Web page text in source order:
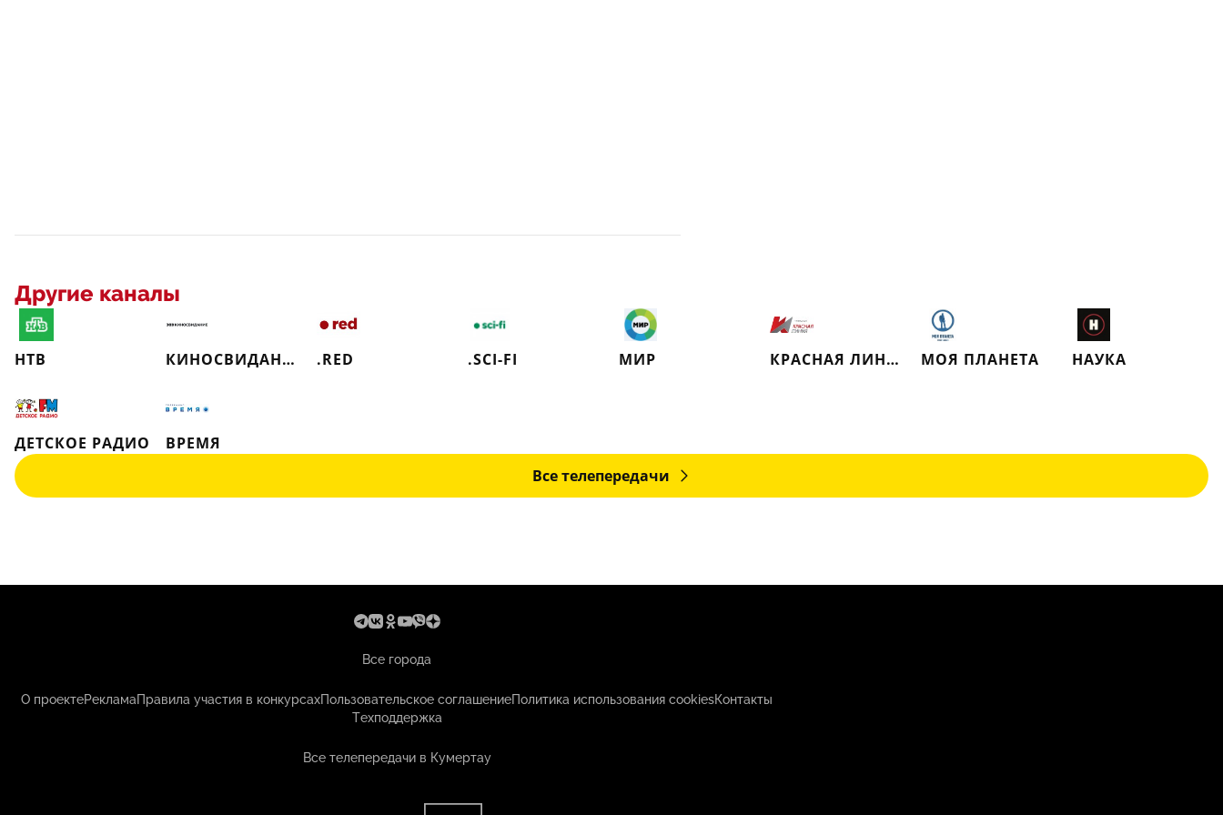
Другие каналы
НТВ КИНОСВИДАНИЕ .RED .SCI-FI МИР КРАСНАЯ ЛИНИЯ МОЯ ПЛАНЕТА НАУКА
ДЕТСКОЕ РАДИО
ВРЕМЯ
Все телепередачи
Все города
О проектеРекламаПравила участия в конкурсахПользовательское соглашениеПолитика использования cookiesКонтакты
Техподдержка
Все телепередачи в Кумертау